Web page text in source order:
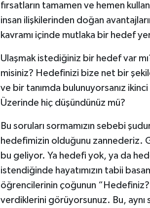
fırsatların tamamen ve hemen
insan ilişkilerinden doğan
kavramı içinde mutlaka bir hedef
Ulaşmak istediğiniz bir hedef var
misiniz? Hedefinizi bize net bir
ve bir tanımda bulunuyorsanız
Üzerinde hiç düşündünüz mü?
Bu soruları sormamızın sebebi
hedefimizin olduğunu zannederiz.
bu geliyor. Ya hedefi yok, ya da
istendiğinde hayatımızın tabii
öğrencilerinin çoğunun
verdiklerini görüyorsunuz. Bu, aynı